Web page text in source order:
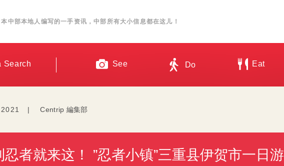
本中部本地人编写的一手资讯，中部所有大小信息都在这儿！
Search See Do Eat
| Centrip 編集部
忍者就来这！ ”忍者小镇”三重县伊贺市一日游